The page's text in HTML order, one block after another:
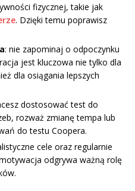
fizycznej, takie jak
. Dzięki temu poprawisz
: nie zapominaj o odpoczynku
jest kluczowa nie tylko dla
dla osiągania lepszych
dostosować test do
rozważ zmianę tempa lub
do testu Coopera.
cele oraz regularnie
odgrywa ważną rolę